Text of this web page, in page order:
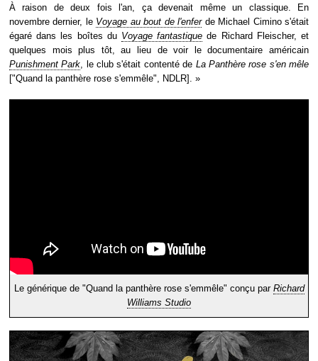
À raison de deux fois l'an, ça devenait même un classique. En
novembre dernier, le Voyage au bout de l'enferde Michael Cimino s'était
égaré dans les boîtes du Voyage fantastique de Richard Fleischer, et
quelques mois plus tôt, au lieu de voir le documentaire américain
Punishment Park, le club s'était contenté de La Panthère rose s'en mêle
["Quand la panthère rose s'emmêle", NDLR]. »
Le générique de "Quand la panthère rose s'emmêle" conçu par Richard
Williams Studio